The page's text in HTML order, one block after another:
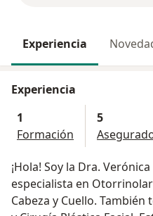
Experiencia
Experiencia
1
Formación
5
¡Hola! Soy la Dra.
especialista en
Cabeza y Cuello.